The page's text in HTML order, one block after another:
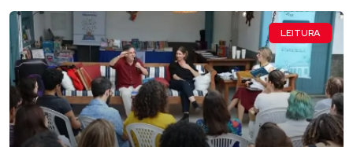
LEITURA